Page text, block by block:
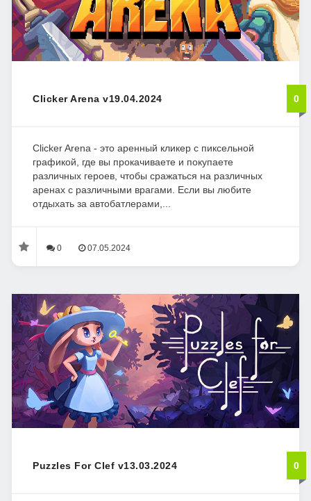
Clicker Arena v19.04.2024 0
Clicker Arena - это аренный кликер с пиксельной
графикой, где вы прокачиваете и покупаете
различных героев, чтобы сражаться на различных
аренах с различными врагами. Если вы любите
отдыхать за автобатлерами,...
0 07.05.2024
Puzzles For Clef v13.03.2024 0